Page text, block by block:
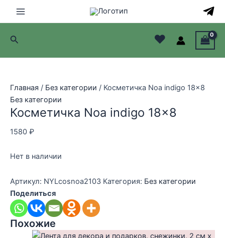
Main
Menu
Поиск ♥
Главная / Без категории / Косметичка Noa indigo 18×8
Без категории
Косметичка Noa indigo 18×8
1580 ₽
Нет в наличии
Артикул: NYLcosnoa2103 Категория: Без категории
Поделиться
Похожие